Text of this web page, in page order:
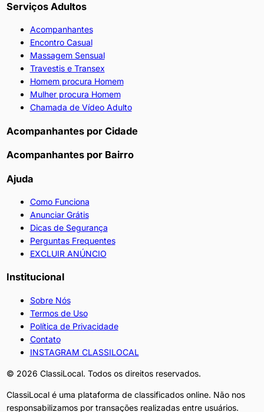
Serviços Adultos
Acompanhantes
Encontro Casual
Massagem Sensual
Travestis e Transex
Homem procura Homem
Mulher procura Homem
Chamada de Vídeo Adulto
Acompanhantes por Cidade
Acompanhantes por Bairro
Ajuda
Como Funciona
Anunciar Grátis
Dicas de Segurança
Perguntas Frequentes
EXCLUIR ANÚNCIO
Institucional
Sobre Nós
Termos de Uso
Política de Privacidade
Contato
INSTAGRAM CLASSILOCAL
© 2026 ClassiLocal. Todos os direitos reservados.
ClassiLocal é uma plataforma de classificados online. Não nos
responsabilizamos por transações realizadas entre usuários.